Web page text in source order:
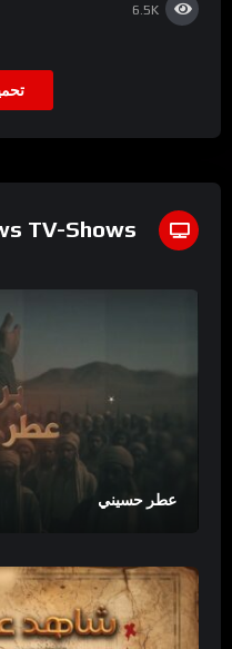
6.5K
TV-Shows
عطر حسيني